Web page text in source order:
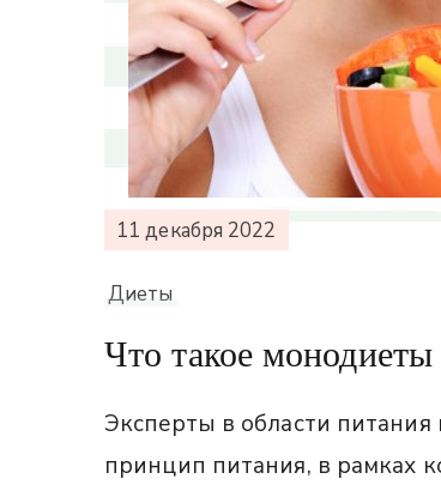
11 декабря 2022
Диеты
Что такое
Эксперты в области
принцип питания, в рамках